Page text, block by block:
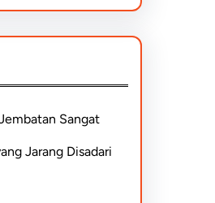
Sangat
Jarang Disadari